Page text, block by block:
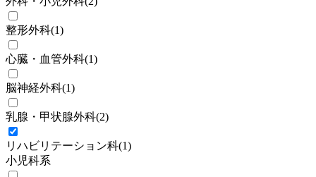
整形外科(1)
心臓・血管外科(1)
脳神経外科(1)
乳腺・甲状腺外科(2)
リハビリテーション科(1)
小児科系